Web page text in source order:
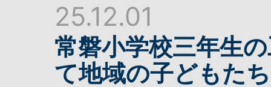
25.12.01
常磐小学校三年生
て地域の子どもた